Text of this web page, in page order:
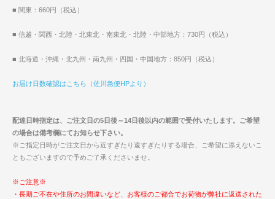
■ 関東：660円（税込）
■ 信越・関西・北陸・北東北・南東北・北陸・中部地方：730円（税込）
■ 北海道・沖縄・北九州・南九州・四国・中国地方：850円（税込）
お届け日数確認はこちら（佐川急便HPより）
配達日時指定は、ご注文日の5日後～14日後以内の範囲で受付いたします。ご希望
の場合は備考欄にてお知らせ下さい。
※ご指定日時がご注文日から近すぎたり遠すぎたりする場合、ご希望に添えないこ
ともございますので予めご了承くださいませ。
※ご注意※
・長期ご不在や住所のお間違いなど、お客様のご都合でお荷物が弊社に返送された